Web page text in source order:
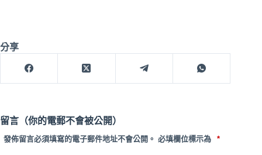
分享
留言（你的電郵不會被公開）
發佈留言必須填寫的電子郵件地址不會公開。 必填欄位標示為 *